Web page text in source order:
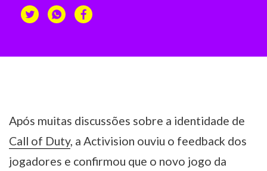
Após muitas discussões sobre a identidade de
Call of Duty, a Activision ouviu o feedback dos
jogadores e confirmou que o novo jogo da